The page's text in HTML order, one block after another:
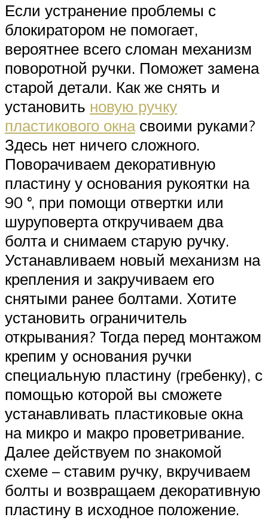
Если устранение проблемы с
блокиратором не помогает,
вероятнее всего сломан механизм
поворотной ручки. Поможет замена
старой детали. Как же снять и
установить новую ручку
пластикового окнасвоими руками?
Здесь нет ничего сложного.
Поворачиваем декоративную
пластину у основания рукоятки на
90 °, при помощи отвертки или
шуруповерта откручиваем два
болта и снимаем старую ручку.
Устанавливаем новый механизм на
крепления и закручиваем его
снятыми ранее болтами. Хотите
установить ограничитель
открывания? Тогда перед монтажом
крепим у основания ручки
специальную пластину (гребенку), с
помощью которой вы сможете
устанавливать пластиковые окна
на микро и макро проветривание.
Далее действуем по знакомой
схеме – ставим ручку, вкручиваем
болты и возвращаем декоративную
пластину в исходное положение.